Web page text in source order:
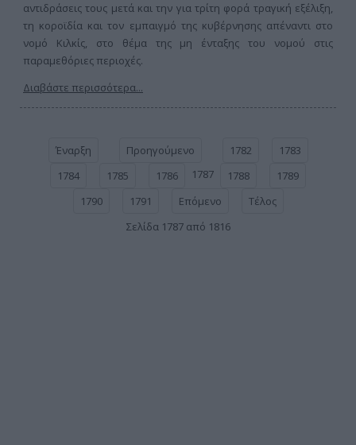
αντιδράσεις τους μετά και την για τρίτη φορά τραγική εξέλιξη,
τη κοροϊδία και τον εμπαιγμό της κυβέρνησης απέναντι στο
νομό Κιλκίς, στο θέμα της μη ένταξης του νομού στις
παραμεθόριες περιοχές.
Διαβάστε περισσότερα...
Έναρξη Προηγούμενο 1782
1783
1784
1785 1786 1787 1788
1789
1790
1791 Επόμενο
Τέλος
Σελίδα 1787 από 1816